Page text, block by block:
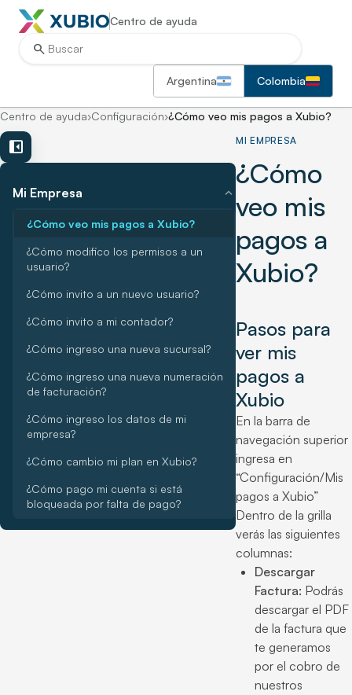
Centro de ayuda
search
Argentina Colombia
Centro de ayuda›Configuración›¿Cómo veo mis pagos a Xubio?
left_panel_close
Mi Empresa expand_more
¿Cómo veo mis pagos a Xubio?
¿Cómo modifico los permisos a un
usuario?
¿Cómo invito a un nuevo usuario?
¿Cómo invito a mi contador?
¿Cómo ingreso una nueva sucursal?
¿Cómo ingreso una nueva numeración
de facturación?
¿Cómo ingreso los datos de mi
empresa?
¿Cómo cambio mi plan en Xubio?
¿Cómo pago mi cuenta si está
bloqueada por falta de pago?
MI EMPRESA
¿Cómo
veo mis
pagos a
Xubio?
Pasos para
ver mis
pagos a
Xubio
En la barra de
navegación superior
ingresa en
“Configuración/Mis
pagos a Xubio”
Dentro de la grilla
verás las siguientes
columnas:
Descargar
Factura: Podrás
descargar el PDF
de la factura que
te generamos
por el cobro de
nuestros